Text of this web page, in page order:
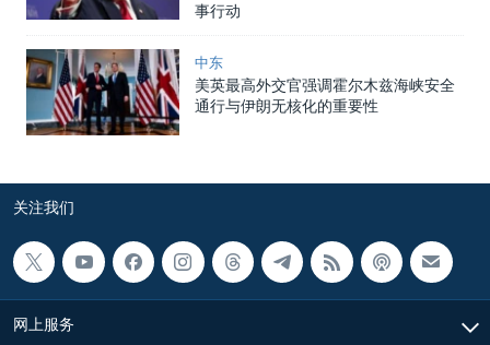
事行动
中东
美英最高外交官强调霍尔木兹海峡安全
通行与伊朗无核化的重要性
关注我们
网上服务